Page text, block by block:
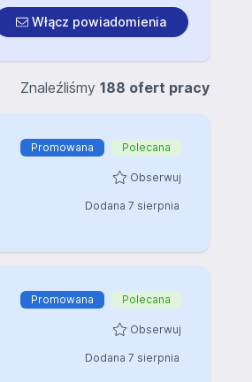
Włącz powiadomienia
Znaleźliśmy 188 ofert pracy
Promowana Polecana
Obserwuj
Dodana 7 sierpnia
Promowana Polecana
Obserwuj
Dodana 7 sierpnia